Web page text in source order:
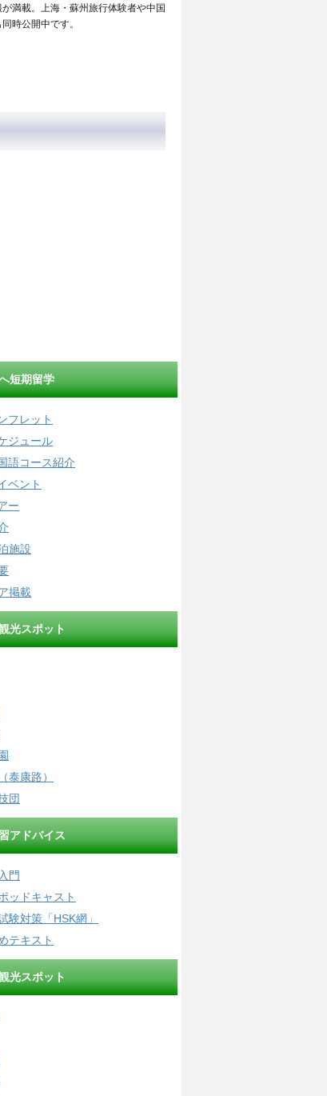
満載。上海・蘇州旅行体験者や中国
時公開中です。
短期留学
フレット
ジュール
語コース紹介
ベント
ー
施設
掲載
光スポット
泰康路）
団
アドバイス
門
ッドキャスト
験対策「HSK網」
テキスト
光スポット